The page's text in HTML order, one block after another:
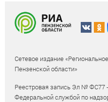
Сетевое издание
Пензенской области»
Реестровая запись Эл № ФС77
Федеральной службой по